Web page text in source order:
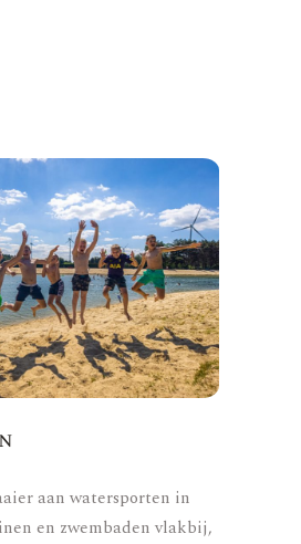
aan watersporten in
en zwembaden vlakbij,